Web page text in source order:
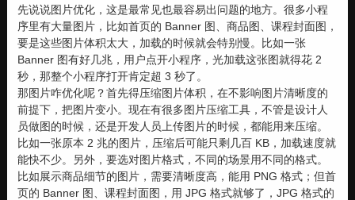
先说说图片优化，这是最常见也最容易出问题的地方。很多小程
序里有大量图片，比如首页的 Banner 图、商品图、课程封面图，
要是这些图片体积太大，加载的时候就会特别慢。比如一张
Banner 图有好几兆，用户点开小程序，光加载这张图就得花 2
秒，那整个小程序打开肯定超 3 秒了。
那图片咋优化呢？首先得压缩图片体积，在不影响图片清晰度的
前提下，把图片变小。现在有很多图片压缩工具，不管是设计人
员做图的时候，还是开发人员上传图片的时候，都能用来压缩。
比如一张原本 2 兆的图片，压缩后可能只剩几百 KB，加载速度就
能快不少。另外，要选对图片格式，不同的场景用不同的格式。
比如展示商品细节的图片，需要清晰度高，能用 PNG 格式；但首
页的 Banner 图、课程封面图，用 JPG 格式就够了，JPG 格式的